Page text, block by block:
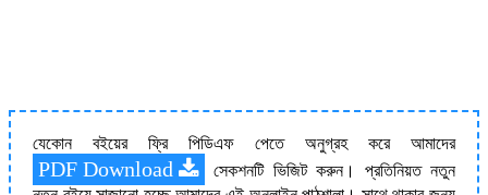
যেকোন বইয়ের ফ্রি পিডিএফ পেতে অনুগ্রহ করে আমাদের
PDF Download
সেকশনটি ভিজিট করুন। প্রতিনিয়ত নতুন